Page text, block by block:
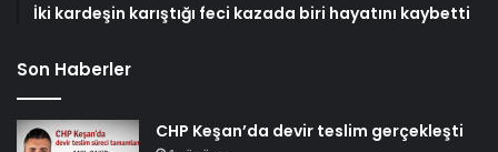
İki kardeşin karıştığı feci kazada biri hayatını kaybetti
Son Haberler
CHP Keşan’da devir teslim gerçekleşti